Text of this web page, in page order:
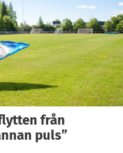
från
puls”